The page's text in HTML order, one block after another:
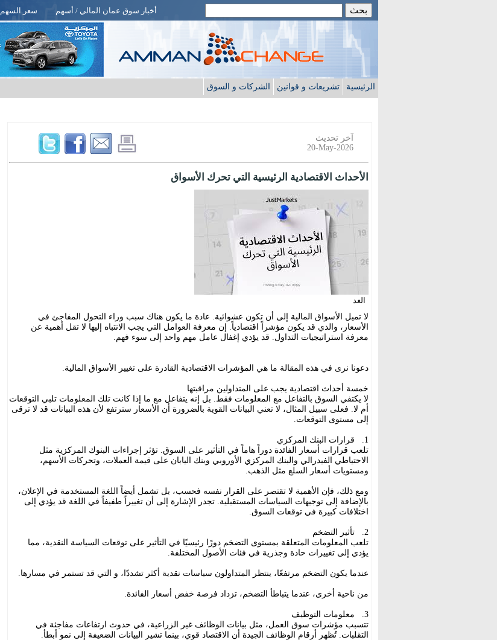
أخبار سوق عمان المالي / أسهم سعر السهم
الرئيسية تشريعات و قوانين الشركات و السوق
آخر تحديث
20-May-2026
الأحداث الاقتصادية الرئيسية التي تحرك الأسواق
الغد
لا تميل الأسواق المالية إلى أن تكون عشوائية. عادة ما يكون هناك سبب وراء التحول المفاجئ في
الأسعار، والذي قد يكون مؤشراً اقتصادياً. إن معرفة العوامل التي يجب الانتباه إليها لا تقل أهمية عن
معرفة استراتيجيات التداول. قد يؤدي إغفال عامل مهم واحد إلى سوء فهم.
دعونا نرى في هذه المقالة ما هي المؤشرات الاقتصادية القادرة على تغيير الأسواق المالية.
خمسة أحداث اقتصادية يجب على المتداولين مراقبتها
لا يكتفي السوق بالتفاعل مع المعلومات فقط. بل إنه يتفاعل مع ما إذا كانت تلك المعلومات تلبي التوقعات
أم لا. فعلى سبيل المثال، لا تعني البيانات القوية بالضرورة أن الأسعار سترتفع لأن هذه البيانات قد لا ترقى
إلى مستوى التوقعات.
1. قرارات البنك المركزي
تلعب قرارات أسعار الفائدة دوراً هاماً في التأثير على السوق. تؤثر إجراءات البنوك المركزية مثل
الاحتياطي الفيدرالي والبنك المركزي الأوروبي وبنك اليابان على قيمة العملات، وتحركات الأسهم،
ومستويات أسعار السلع مثل الذهب.
ومع ذلك، فإن الأهمية لا تقتصر على القرار نفسه فحسب، بل تشمل أيضاً اللغة المستخدمة في الإعلان،
بالإضافة إلى توجيهات السياسات المستقبلية. تجدر الإشارة إلى أن تغييراً طفيفاً في اللغة قد يؤدي إلى
اختلافات كبيرة في توقعات السوق.
2. تأثير التضخم
تلعب المعلومات المتعلقة بمستوى التضخم دورًا رئيسيًا في التأثير على توقعات السياسة النقدية، مما
يؤدي إلى تغييرات حادة وجذرية في فئات الأصول المختلفة.
عندما يكون التضخم مرتفعًا، ينتظر المتداولون سياسات نقدية أكثر تشددًا، و التي قد تستمر في مسارها.
من ناحية أخرى، عندما يتباطأ التضخم، تزداد فرصة خفض أسعار الفائدة.
3. معلومات التوظيف
تتسبب مؤشرات سوق العمل، مثل بيانات الوظائف غير الزراعية، في حدوث ارتفاعات مفاجئة في
التقلبات. تُظهر أرقام الوظائف الجيدة أن الاقتصاد قوي، بينما تشير البيانات الضعيفة إلى نمو أبطأ.